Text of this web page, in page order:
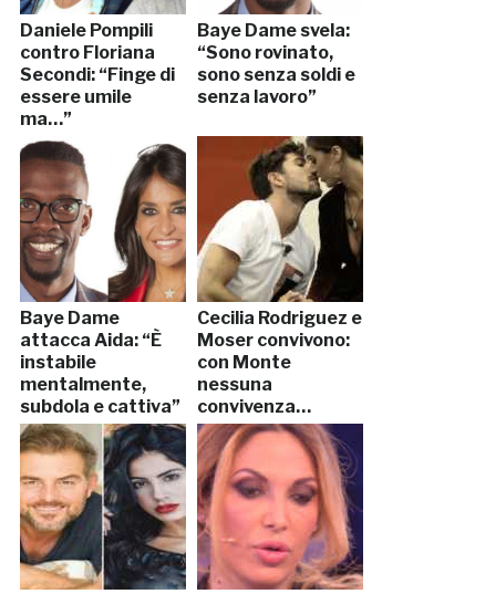
Daniele Pompili
contro Floriana
Secondi: “Finge di
essere umile
ma…”
Baye Dame svela:
“Sono rovinato,
sono senza soldi e
senza lavoro”
Baye Dame
attacca Aida: “È
instabile
mentalmente,
subdola e cattiva”
Cecilia Rodriguez e
Moser convivono:
con Monte
nessuna
convivenza…